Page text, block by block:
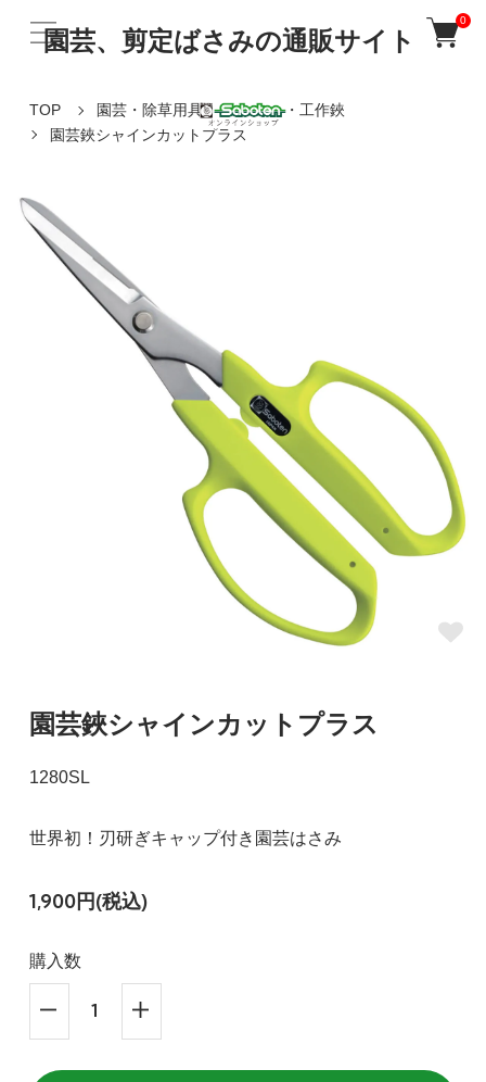
園芸、剪定ばさみの通販サイト
0
TOP 園芸・除草用具
園芸鋏・工作鋏
園芸鋏シャインカットプラス
園芸鋏シャインカットプラス
1280SL
世界初！刃研ぎキャップ付き園芸はさみ
1,900円(税込)
購入数